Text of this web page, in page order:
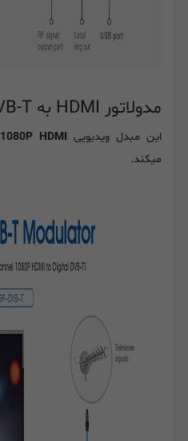
مدولاتور HDMI به DVB-T
این مبدل ویدیویی 1080P HDMI
میکند.